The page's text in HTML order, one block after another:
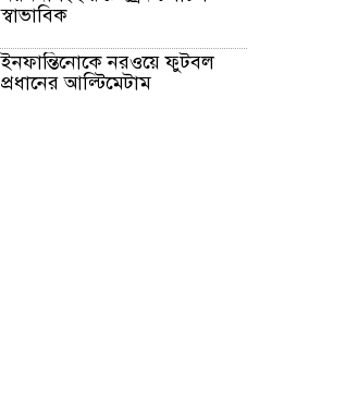
স্বাভাবিক
ইনফান্তিনোকে নরওয়ে ফুটবল
প্রধানের আল্টিমেটাম